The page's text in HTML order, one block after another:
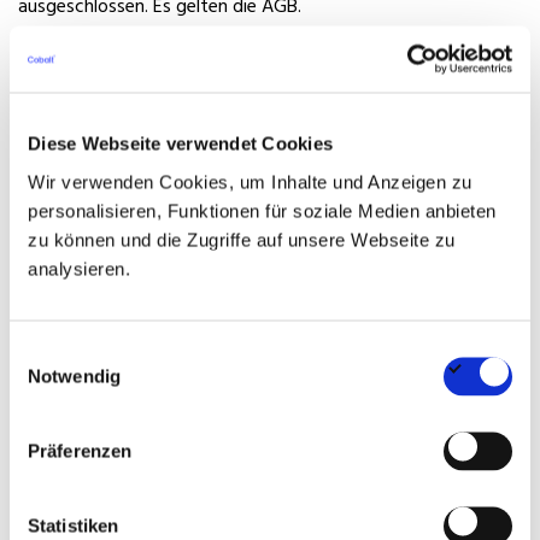
Diese Webseite verwendet Cookies
Wir verwenden Cookies, um Inhalte und Anzeigen zu
personalisieren, Funktionen für soziale Medien anbieten
zu können und die Zugriffe auf unsere Webseite zu
analysieren.
Notwendig
Präferenzen
Statistiken
ausgeschlossen. Es gelten die AGB.
Über uns
Seit über zwei Jahrzehnten ist Cobalt die beste Wahl, wenn
Bau- und Immobilienbranche sowie dem verwandten
Spezialisten und Manager bis hin zum Geschäftsführer auf
gesamte Bandbreite an Vertragsarten ab. Das